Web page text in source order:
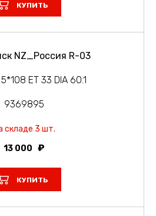
КУПИТЬ
NZ_Россия R-03
ET 33 DIA 60.1
9369895
складе 3 шт.
13 000
КУПИТЬ